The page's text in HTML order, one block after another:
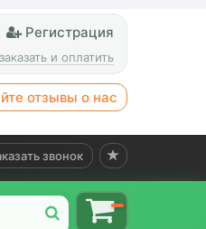
Регистрация
и оплатить
отзывы о нас
звонок